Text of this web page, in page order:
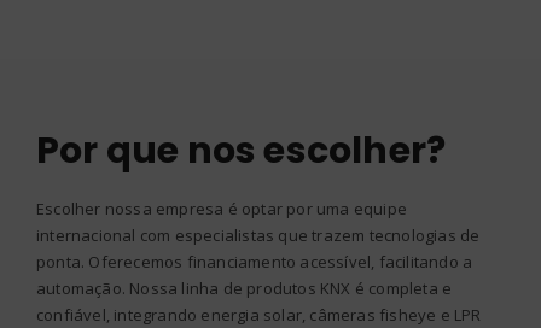
Por que nos escolher?
Escolher nossa empresa é optar por uma equipe
internacional com especialistas que trazem tecnologias de
ponta. Oferecemos financiamento acessível, facilitando a
automação. Nossa linha de produtos KNX é completa e
confiável, integrando energia solar, câmeras fisheye e LPR